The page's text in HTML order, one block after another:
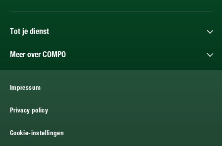
Tot je dienst
Meer over COMPO
Impressum
Privacy policy
Cookie-instellingen